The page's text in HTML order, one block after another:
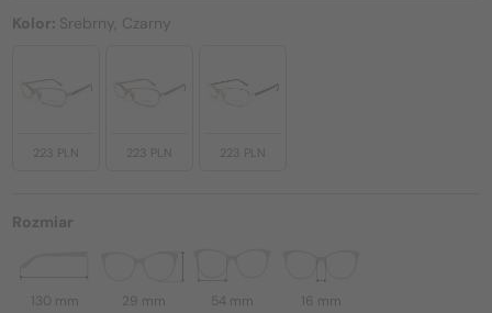
Kolor: Srebrny, Czarny
223 PLN 223 PLN 223 PLN
Rozmiar
130 mm 29 mm 54 mm 16 mm